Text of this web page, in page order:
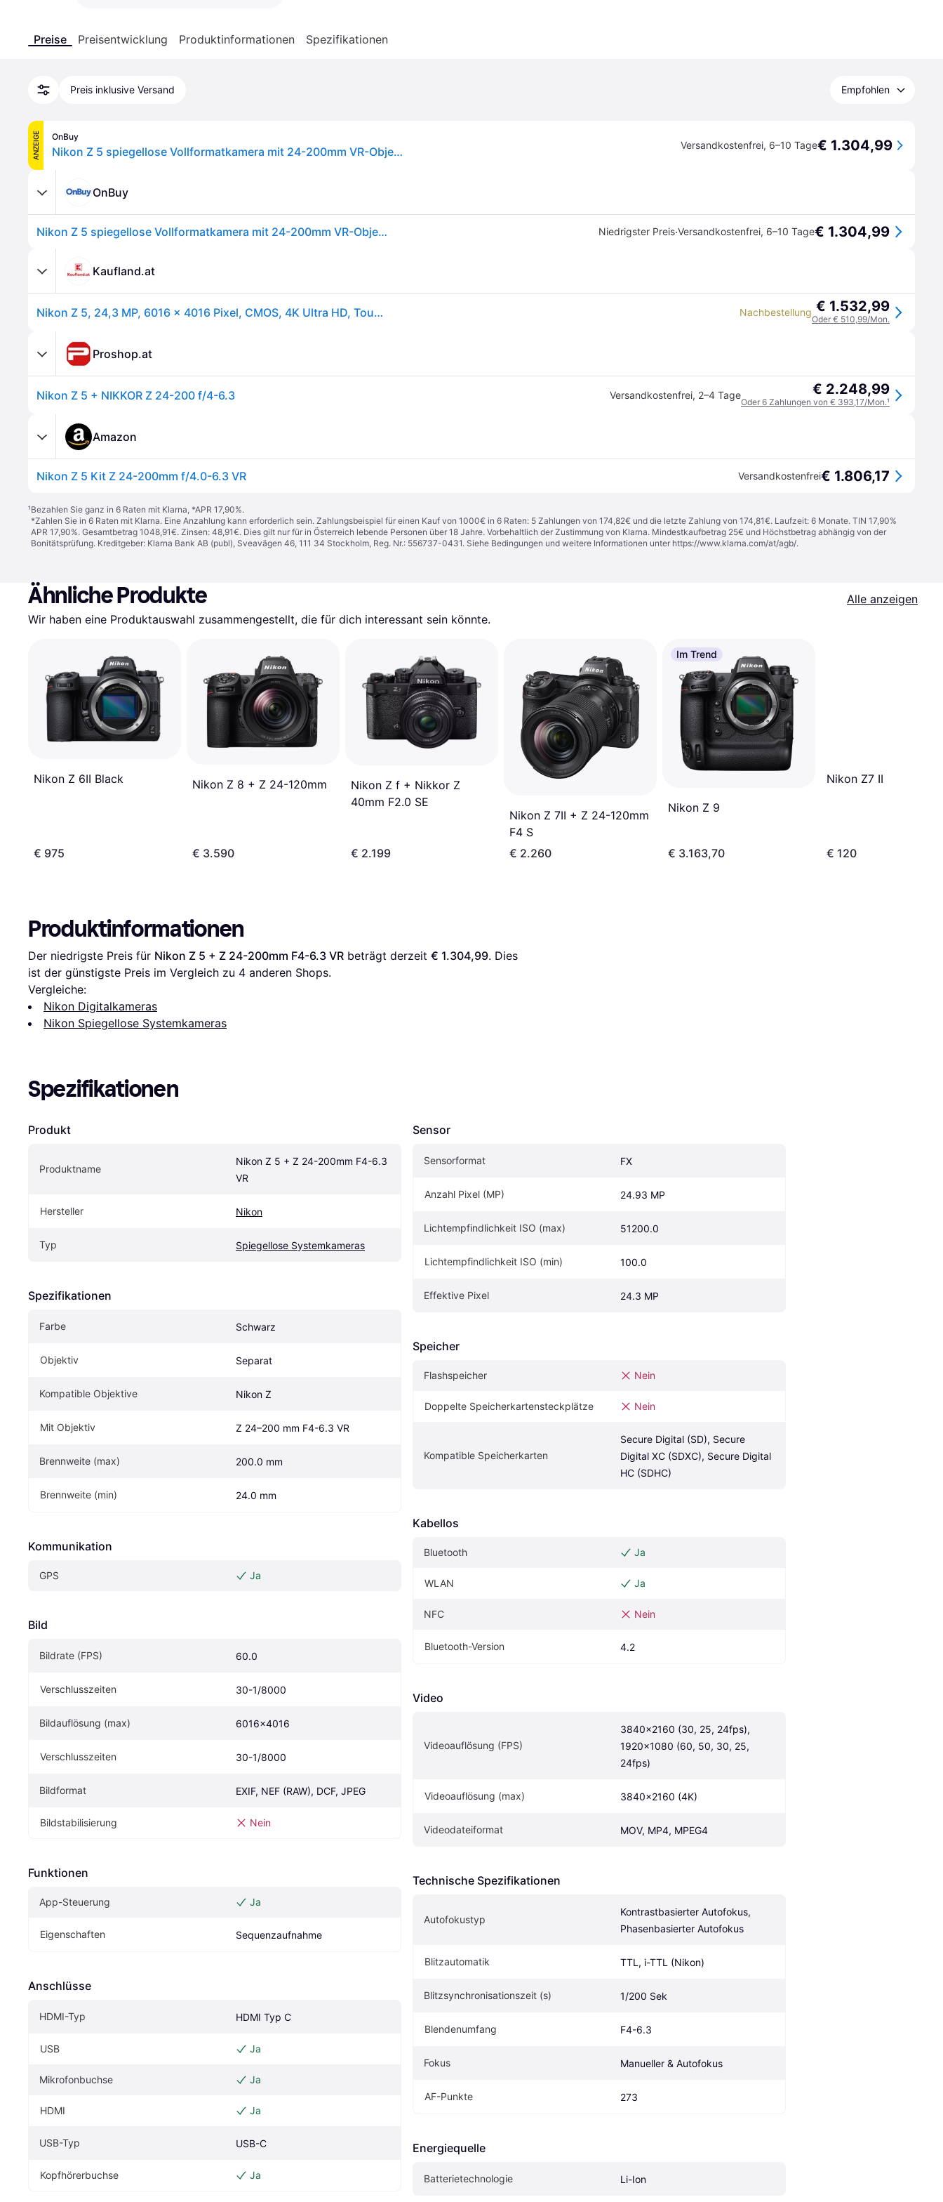
Preise Preisentwicklung Produktinformationen Spezifikationen
Preis inklusive Versand Empfohlen
ANZEIGE OnBuy
Nikon Z 5 spiegellose Vollformatkamera mit 24-200mm VR-Objektiv - 24,3 MP, 4K, 5-Achsen VR, Wi-Fi/Bluetooth Versandkostenfrei, 6–10 Tage€ 1.304,99
OnBuy
Nikon Z 5 spiegellose Vollformatkamera mit 24-200mm VR-Objektiv - 24,3 MP, 4K, 5-Achsen VR, Wi-Fi/Bluetooth Niedrigster Preis·Versandkostenfrei, 6–10 Tage€ 1.304,99
Kaufland.at
Nikon Z 5, 24,3 MP, 6016 x 4016 Pixel, CMOS, 4K Ultra HD, Touchscreen, Schwarz Nachbestellung € 1.532,99
Oder € 510,99/Mon.
Proshop.at
Nikon Z 5 + NIKKOR Z 24-200 f/4-6.3 Versandkostenfrei, 2–4 Tage € 2.248,99
Oder 6 Zahlungen von € 393,17/Mon.¹
Amazon
Nikon Z 5 Kit Z 24-200mm f/4.0-6.3 VR Versandkostenfrei€ 1.806,17
¹Bezahlen Sie ganz in 6 Raten mit Klarna, *APR 17,90%.
*Zahlen Sie in 6 Raten mit Klarna. Eine Anzahlung kann erforderlich sein. Zahlungsbeispiel für einen Kauf von 1000€ in 6 Raten: 5 Zahlungen von 174,82€ und die letzte Zahlung von 174,81€. Laufzeit: 6 Monate. TIN 17,90%
APR 17,90%. Gesamtbetrag 1048,91€. Zinsen: 48,91€. Dies gilt nur für in Österreich lebende Personen über 18 Jahre. Vorbehaltlich der Zustimmung von Klarna. Mindestkaufbetrag 25€ und Höchstbetrag abhängig von der
Bonitätsprüfung. Kreditgeber: Klarna Bank AB (publ), Sveavägen 46, 111 34 Stockholm, Reg. Nr.: 556737-0431. Siehe Bedingungen und weitere Informationen unter https://www.klarna.com/at/agb/.
Ähnliche Produkte
Alle anzeigen
Wir haben eine Produktauswahl zusammengestellt, die für dich interessant sein könnte.
Nikon Z 6II Black
€ 975
Nikon Z 8 + Z 24-120mm
€ 3.590
Nikon Z f + Nikkor Z
40mm F2.0 SE
€ 2.199
Nikon Z 7II + Z 24-120mm
F4 S
€ 2.260
Im Trend
Nikon Z 9
€ 3.163,70
Nikon Z7 II
€ 120
Produktinformationen
Der niedrigste Preis für Nikon Z 5 + Z 24-200mm F4-6.3 VR beträgt derzeit € 1.304,99. Dies
ist der günstigste Preis im Vergleich zu 4 anderen Shops.
Vergleiche:
Nikon Digitalkameras
Nikon Spiegellose Systemkameras
Spezifikationen
Produkt
Produktname
Nikon Z 5 + Z 24-200mm F4-6.3
VR
Hersteller Nikon
Typ Spiegellose Systemkameras
Spezifikationen
Farbe Schwarz
Objektiv Separat
Kompatible Objektive Nikon Z
Mit Objektiv Z 24–200 mm F4-6.3 VR
Brennweite (max) 200.0 mm
Brennweite (min) 24.0 mm
Kommunikation
GPS Ja
Bild
Bildrate (FPS) 60.0
Verschlusszeiten 30-1/8000
Bildauflösung (max) 6016x4016
Verschlusszeiten 30-1/8000
Bildformat EXIF, NEF (RAW), DCF, JPEG
Bildstabilisierung Nein
Funktionen
App-Steuerung Ja
Eigen­schaften Sequenzaufnahme
Anschlüsse
HDMI-Typ HDMI Typ C
USB Ja
Mikrofonbuchse Ja
HDMI Ja
USB-Typ USB-C
Kopfhörerbuchse Ja
Sensor
Sensorformat FX
Anzahl Pixel (MP) 24.93 MP
Lichtempfindlichkeit ISO (max) 51200.0
Lichtempfindlichkeit ISO (min) 100.0
Effektive Pixel 24.3 MP
Speicher
Flashspeicher Nein
Doppelte Speicherkartensteckplätze Nein
Kompatible Speicherkarten
Secure Digital (SD), Secure
Digital XC (SDXC), Secure Digital
HC (SDHC)
Kabellos
Bluetooth Ja
WLAN Ja
NFC Nein
Bluetooth-Version 4.2
Video
Videoauflösung (FPS)
3840×2160 (30, 25, 24fps),
1920x1080 (60, 50, 30, 25,
24fps)
Videoauflösung (max) 3840x2160 (4K)
Videodateiformat MOV, MP4, MPEG4
Technische Spezifikationen
Autofokustyp
Kontrastbasierter Autofokus,
Phasenbasierter Autofokus
Blitzautomatik TTL, i-TTL (Nikon)
Blitzsynchronisationszeit (s) 1/200 Sek
Blendenumfang F4-6.3
Fokus Manueller & Autofokus
AF-Punkte 273
Energiequelle
Batterietechnologie Li-Ion